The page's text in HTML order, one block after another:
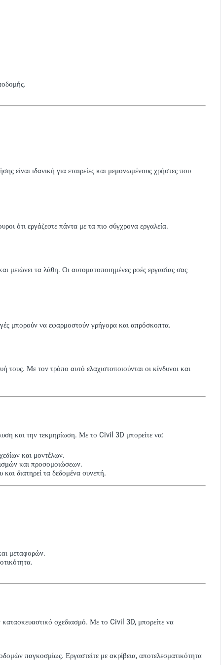
είναι ιδανική για εταιρείες και μεμονωμένους χρήστες που
ότι εργάζεστε πάντα με τα πιο σύγχρονα εργαλεία.
μειώνει τα λάθη. Οι αυτοματοποιημένες ροές εργασίας σας
μπορούν να εφαρμοστούν γρήγορα και απρόσκοπτα.
τους. Με τον τρόπο αυτό ελαχιστοποιούνται οι κίνδυνοι και
και την τεκμηρίωση. Με το Civil 3D μπορείτε να:
και μοντέλων.
και προσομοιώσεων.
διατηρεί τα δεδομένα συνεπή.
μεταφορών.
κατασκευαστικό σχεδιασμό. Με το Civil 3D, μπορείτε να
παγκοσμίως. Εργαστείτε με ακρίβεια, αποτελεσματικότητα